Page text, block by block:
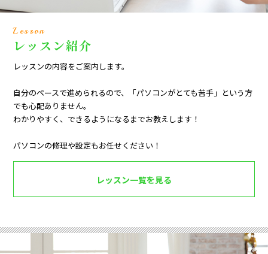
Lesson
レッスン紹介
レッスンの内容をご案内します。
自分のペースで進められるので、「パソコンがとても苦手」という方
でも心配ありません。
わかりやすく、できるようになるまでお教えします！
パソコンの修理や設定もお任せください！
レッスン一覧を見る